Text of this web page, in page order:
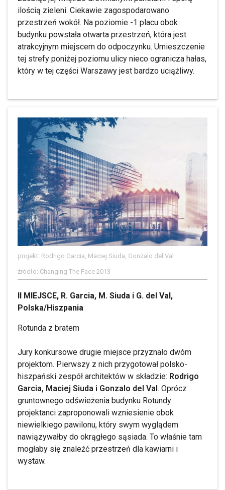
ilością zieleni. Ciekawie zagospodarowano
przestrzeń wokół. Na poziomie -1 placu obok
budynku powstała otwarta przestrzeń, która jest
atrakcyjnym miejscem do odpoczynku. Umieszczenie
tej strefy poniżej poziomu ulicy nieco ogranicza hałas,
który w tej części Warszawy jest bardzo uciążliwy.
projekt: Rodrigo Garcia, Maciej Siuda, Gonzalo del Val
źródło: Changing The Face 2013
II MIEJSCE, R. Garcia, M. Siuda i G. del Val,
Polska/Hiszpania
Rotunda z bratem
Jury konkursowe drugie miejsce przyznało dwóm
projektom. Pierwszy z nich przygotował polsko-
hiszpański zespół architektów w składzie: Rodrigo
Garcia, Maciej Siuda i Gonzalo del Val. Oprócz
gruntownego odświeżenia budynku Rotundy
projektanci zaproponowali wzniesienie obok
niewielkiego pawilonu, który swym wyglądem
nawiązywałby do okrągłego sąsiada. To właśnie tam
mogłaby się znaleźć przestrzeń dla kawiarni i
wystaw.